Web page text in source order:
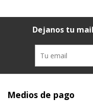
Dejanos tu
Medios de pago